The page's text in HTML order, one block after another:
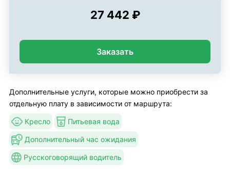
27 442 ₽
Заказать
Дополнительные услуги, которые можно приобрести за
отдельную плату в зависимости от маршрута:
Кресло Питьевая вода
Дополнительный час ожидания
Русскоговорящий водитель